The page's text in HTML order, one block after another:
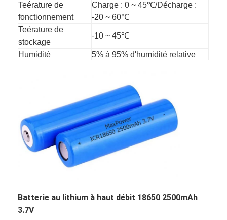
Visite d'usine
Contrôle de qualité
Contactez-nous
batterie du lithium lifepo4
batteries rechargeables d'ion de lithium
Teérature de
fonctionnement
Charge : 0 ~ 45℃/Décharge :
-20 ~ 60℃
Teérature de
stockage
-10 ~ 45℃
Humidité
5% à 95% d'humidité relative
Délai de livraison
7-20 jours, selon le stock et la
quantité.
CARACTÉRISTIQUES
Fonction de protection principale Surcharge,
décharge excessive, surintensité, court-circuit, etc.
Batterie au lithium à haut débit 18650 2500mAh
3.7V